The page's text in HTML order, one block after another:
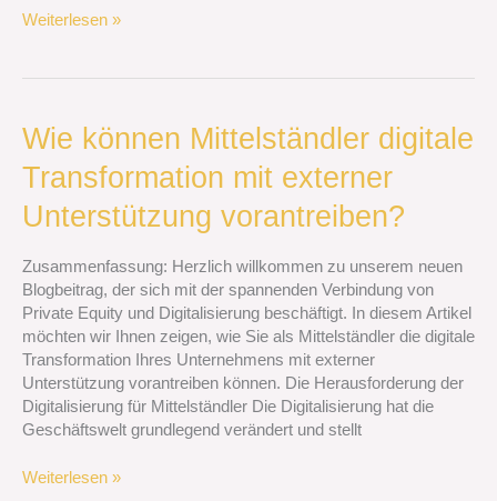
Weiterlesen »
Wie können Mittelständler digitale
Transformation mit externer
Unterstützung vorantreiben?
Zusammenfassung: Herzlich willkommen zu unserem neuen
Blogbeitrag, der sich mit der spannenden Verbindung von
Private Equity und Digitalisierung beschäftigt. In diesem Artikel
möchten wir Ihnen zeigen, wie Sie als Mittelständler die digitale
Transformation Ihres Unternehmens mit externer
Unterstützung vorantreiben können. Die Herausforderung der
Digitalisierung für Mittelständler Die Digitalisierung hat die
Geschäftswelt grundlegend verändert und stellt
Wie
können
Mittelständler
Transformation
externer
Unterstützung
vorantreiben?
Weiterlesen »